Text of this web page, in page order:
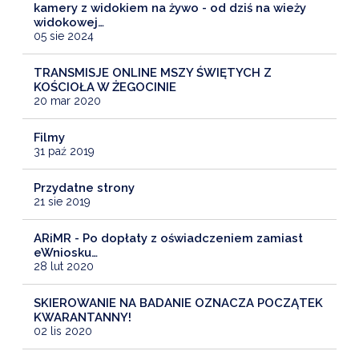
kamery z widokiem na żywo - od dziś na wieży
widokowej…
05 sie 2024
TRANSMISJE ONLINE MSZY ŚWIĘTYCH Z
KOŚCIOŁA W ŻEGOCINIE
20 mar 2020
Filmy
31 paź 2019
Przydatne strony
21 sie 2019
ARiMR - Po dopłaty z oświadczeniem zamiast
eWniosku…
28 lut 2020
SKIEROWANIE NA BADANIE OZNACZA POCZĄTEK
KWARANTANNY!
02 lis 2020